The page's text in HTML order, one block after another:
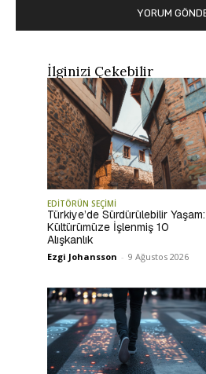
İlginizi Çekebilir
EDİTÖRÜN SEÇİMİ
Türkiye’de Sürdürülebilir Yaşam:
Kültürümüze İşlenmiş 10
Alışkanlık
Ezgi Johansson - 9 Ağustos 2026